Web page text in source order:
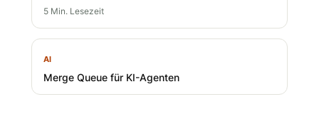
5 Min. Lesezeit
AI
Merge Queue für KI-Agenten